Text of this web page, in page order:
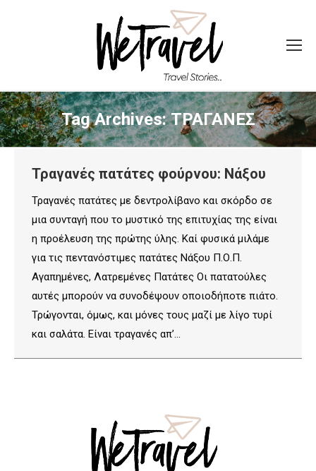
Tag Archives:ΤΡΑΓΑΝΕΣ
Τραγανές πατάτες φούρνου: Νάξου
Τραγανές πατάτες με δεντρολίβανο και σκόρδο σε
μια συνταγή που το μυστικό της επιτυχίας της είναι
η προέλευση της πρώτης ύλης. Καί φυσικά μιλάμε
για τις πεντανόστιμες πατάτες Νάξου Π.Ο.Π.
Αγαπημένες, Λατρεμένες Πατάτες Οι πατατούλες
αυτές μπορούν να συνοδέψουν οποιοδήποτε πιάτο.
Τρώγονται, όμως, και μόνες τους μαζί με λίγο τυρί
και σαλάτα. Είναι τραγανές απ’…